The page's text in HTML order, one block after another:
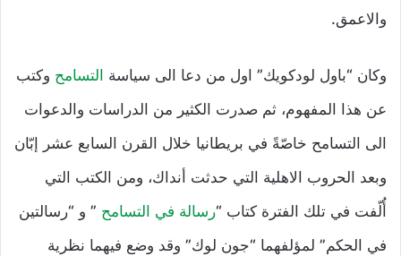
والاعمق.
وكان “باول لودكويك” اول من دعا الى سياسة التسامح وكتب
عن هذا المفهوم، ثم صدرت الكثير من الدراسات والدعوات
الى التسامح خاصّةً في بريطانيا خلال القرن السابع عشر إبّان
وبعد الحروب الاهلية التي حدثت أنداك، ومن الكتب التي
أُلّفت في تلك الفترة كتاب “رسالة في التسامح ” و “رسالتين
في الحكم” لمؤلفهما “جون لوك” وقد وضع فيهما نظرية